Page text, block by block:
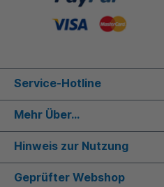
Service-Hotline
Mehr Über...
Hinweis zur Nutzung
Geprüfter Webshop